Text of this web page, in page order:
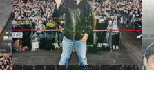
2022.11.26
香港の至宝トニー・レオンに大熱狂3年ぶりの釜山は映画祭とBTSで大盛況！【釜山国際映画祭レポート】
カルチャー